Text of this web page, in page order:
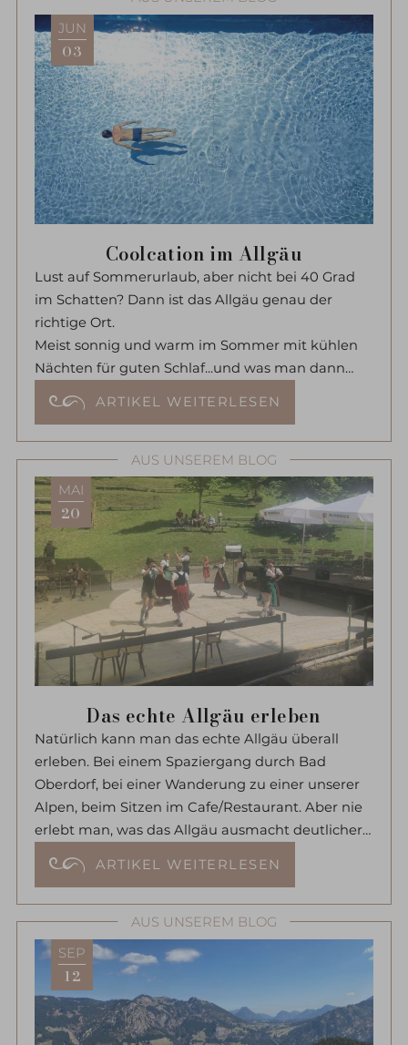
JUN
03
Coolcation im Allgäu
Lust auf Sommerurlaub, aber nicht bei 40 Grad
im Schatten? Dann ist das Allgäu genau der
richtige Ort.
Meist sonnig und warm im Sommer mit kühlen
Nächten für guten Schlaf...und was man dann
ARTIKEL WEITERLESEN
AUS UNSEREM BLOG
MAI
20
Das echte Allgäu erleben
Natürlich kann man das echte Allgäu überall
erleben. Bei einem Spaziergang durch Bad
Oberdorf, bei einer Wanderung zu einer unserer
Alpen, beim Sitzen im Cafe/Restaurant. Aber nie
erlebt man, was das Allgäu ausmacht deutlicher,
werden und die bis in den Herbst übergehen.
ARTIKEL WEITERLESEN
AUS UNSEREM BLOG
SEP
12